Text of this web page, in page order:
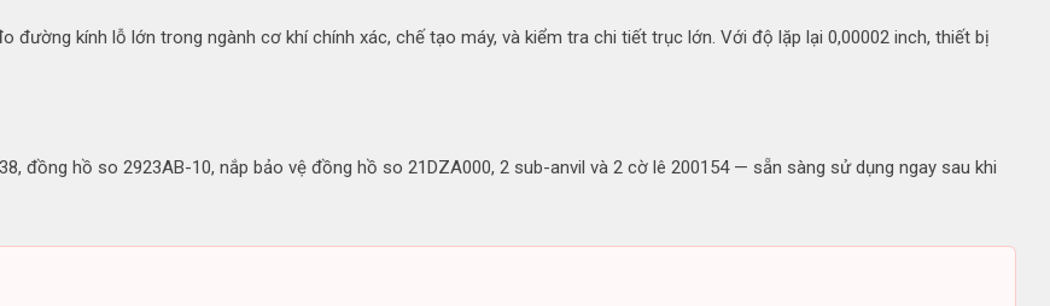
kính lỗ lớn trong ngành cơ khí chính xác, chế tạo máy, và kiểm tra chi tiết trục lớn. Với độ lặp lại 0,00002 inch, thiết bị
đồng hồ so 2923AB-10, nắp bảo vệ đồng hồ so 21DZA000, 2 sub-anvil và 2 cờ lê 200154 — sẵn sàng sử dụng ngay sau khi